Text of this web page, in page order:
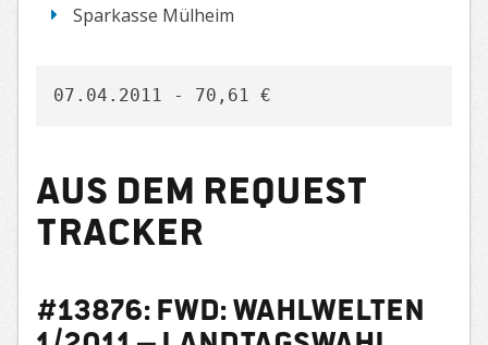
Sparkasse Mülheim
07.04.2011 - 70,61 €
Aus dem Request
Tracker
#13876: Fwd: Wahlwelten